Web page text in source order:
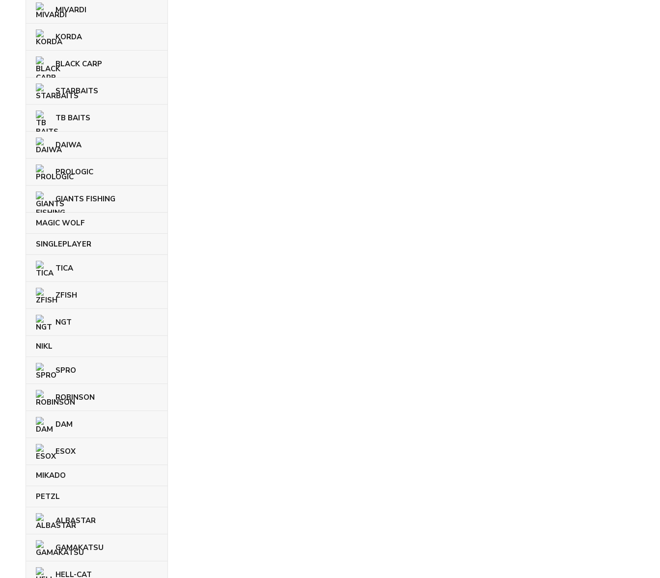
MIVARDI
KORDA
BLACK CARP
STARBAITS
TB BAITS
DAIWA
PROLOGIC
GIANTS FISHING
MAGIC WOLF
SINGLEPLAYER
TICA
ZFISH
NGT
NIKL
SPRO
ROBINSON
DAM
ESOX
MIKADO
PETZL
ALBASTAR
GAMAKATSU
HELL-CAT